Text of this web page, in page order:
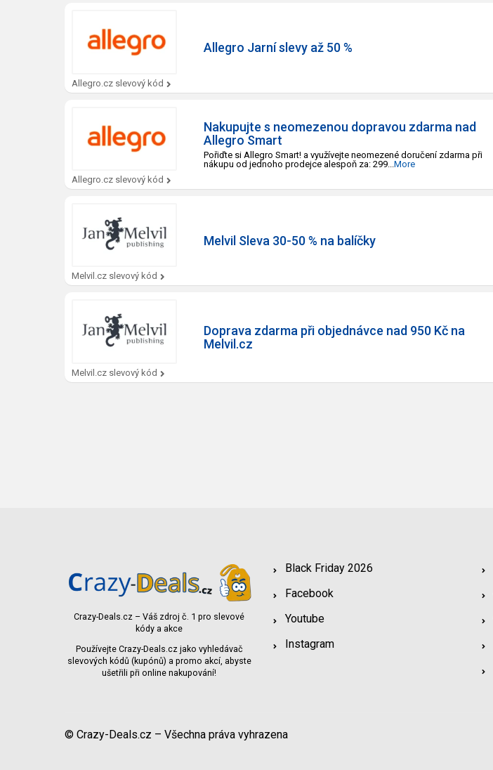
Allegro.cz slevový kód
Allegro Jarní slevy až 50 %
Allegro.cz slevový kód
Nakupujte s neomezenou dopravou zdarma nad
Allegro Smart
Pořiďte si Allegro Smart! a využívejte neomezené doručení zdarma při
nákupu od jednoho prodejce alespoň za: 299... More
Melvil.cz slevový kód
Melvil Sleva 30-50 % na balíčky
Melvil.cz slevový kód
Doprava zdarma při objednávce nad 950 Kč na
Melvil.cz
Crazy-Deals.cz – Váš zdroj č. 1 pro slevové
kódy a akce
Používejte Crazy-Deals.cz jako vyhledávač
slevových kódů (kupónů) a promo akcí, abyste
ušetřili při online nakupování!
Black Friday 2026
Facebook
Youtube
Instagram
© Crazy-Deals.cz – Všechna práva vyhrazena